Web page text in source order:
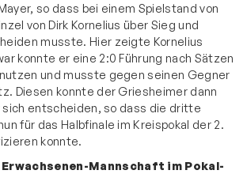
so dass bei einem Spielstand von
von Dirk Kornelius über Sieg und
musste. Hier zeigte Kornelius
konnte er eine 2:0 Führung nach Sätzen
und musste gegen seinen Gegner
Diesen konnte der Griesheimer dann
sich entscheiden, so dass die dritte
für das Halbfinale im Kreispokal der 2.
konnte.
Mannschaft im Pokal-